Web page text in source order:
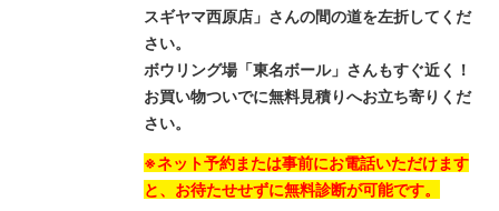
スギヤマ西原店」さんの間の道を左折してくだ
さい。
ボウリング場「東名ボール」さんもすぐ近く！
お買い物ついでに無料見積りへお立ち寄りくだ
さい。
※ネット予約または事前にお電話いただけます
と、お待たせせずに無料診断が可能です。